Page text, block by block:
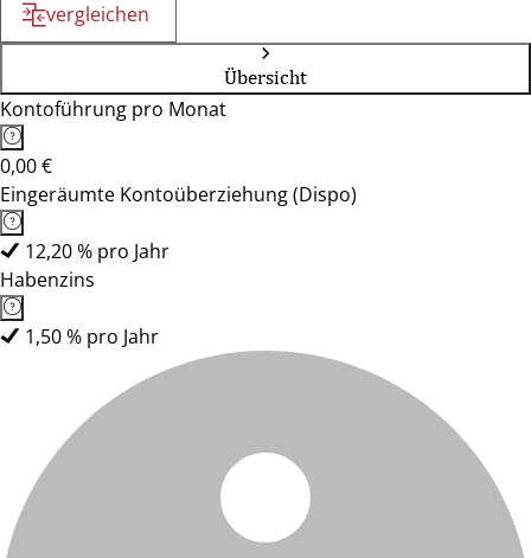
vergleichen
Übersicht
Kontoführung pro Monat
0,00 €
Eingeräumte Kontoüberziehung (Dispo)
12,20 % pro Jahr
Habenzins
1,50 % pro Jahr